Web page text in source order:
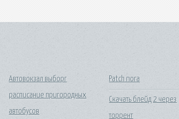
Автовокзал выборг
расписание пригородных
автобусов
Patch nora
Скачать блейд 2 через
торрент